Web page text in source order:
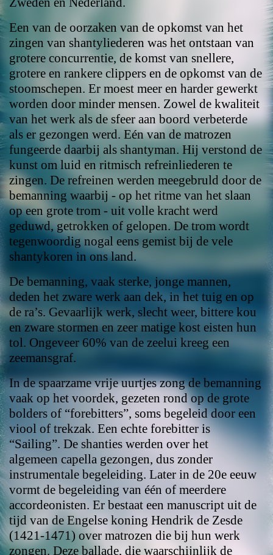
Een van de oorzaken van de opkomst van het
zingen van shantyliederen was het ontstaan van
grotere concurrentie, de komst van snellere,
grotere en rankere clippers en de opkomst van de
stoomschepen. Er moest meer en harder gewerkt
worden door minder mensen. Zowel de kwaliteit
van het werk als de sfeer aan boord verbeterde
als er gezongen werd. Eén van de matrozen
fungeerde daarbij als shantyman. Hij verstond de
kunst om luid en ritmisch refreinliederen te
zingen. De refreinen werden meegebruld door de
bemanning waarbij - op het ritme van het slaan
op een grote trom - uit volle kracht werd
geduwd, getrokken of gelopen. De trom wordt
tegenwoordig nogal eens gemist bij de vele
shantykoren in ons land.
De bemanning, vaak sterke, jonge mannen,
deden het zware werk aan dek, in het tuig en op
de ra’s. Gevaarlijk werk, slecht weer, bittere kou
en zware stormen en zeer matige kost eisten hun
tol. Ongeveer 60% van de zeelui kreeg een
zeemansgraf.
In de spaarzame vrije uurtjes zong de bemanning
vaak op het voordek, gezeten rond op de grote
bolders of “forebitters”, soms begeleid door een
viool of trekzak. Een echte forebitter is
“Sailing”. De shanties werden over het
algemeen capella gezongen, dus zonder
instrumentale begeleiding. Later in de 20e eeuw
vormt de begeleiding van één of meerdere
accordeonisten. Er bestaat een manuscript uit de
tijd van de Engelse koning Hendrik de Zesde
(1421-1471) over matrozen die bij hun werk
zongen. Deze ballade, die waarschijnlijk de